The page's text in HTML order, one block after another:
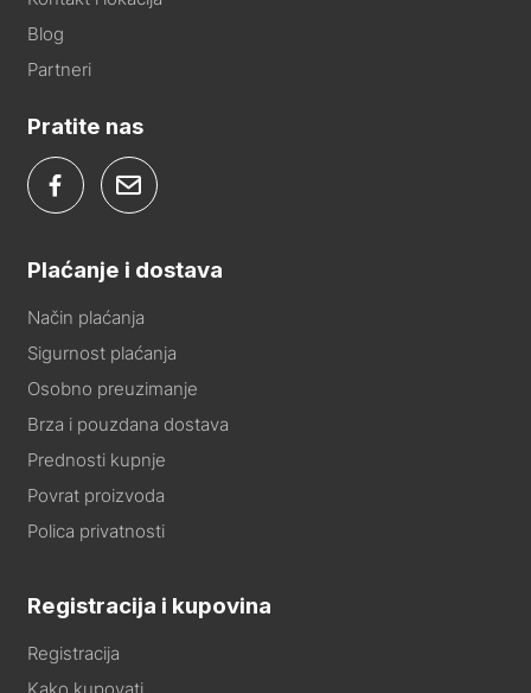
Blog
Partneri
Pratite nas
Plaćanje i dostava
Način plaćanja
Sigurnost plaćanja
Osobno preuzimanje
Brza i pouzdana dostava
Prednosti kupnje
Povrat proizvoda
Polica privatnosti
Registracija i kupovina
Registracija